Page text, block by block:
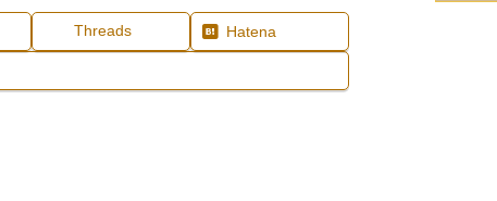
Threads Hatena